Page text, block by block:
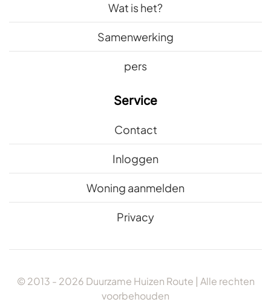
Wat is het?
Samenwerking
pers
Service
Contact
Inloggen
Woning aanmelden
Privacy
© 2013 - 2026 Duurzame Huizen Route | Alle rechten
voorbehouden